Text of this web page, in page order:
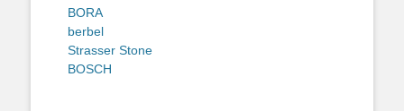
BORA
berbel
Strasser Stone
BOSCH